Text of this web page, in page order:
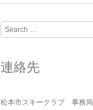
Search
連絡先
松本市スキークラブ 事務局